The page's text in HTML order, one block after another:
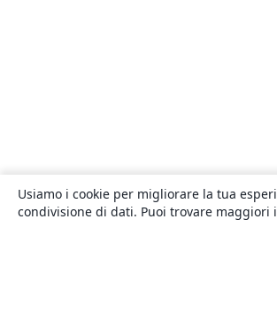
Usiamo i cookie per migliorare la tua
condivisione di dati. Puoi trovare maggiori